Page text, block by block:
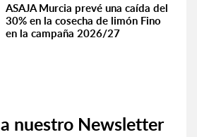
ASAJA Murcia prevé una caída del
30% en la cosecha de limón Fino
en la campaña 2026/27
nuestro Newsletter